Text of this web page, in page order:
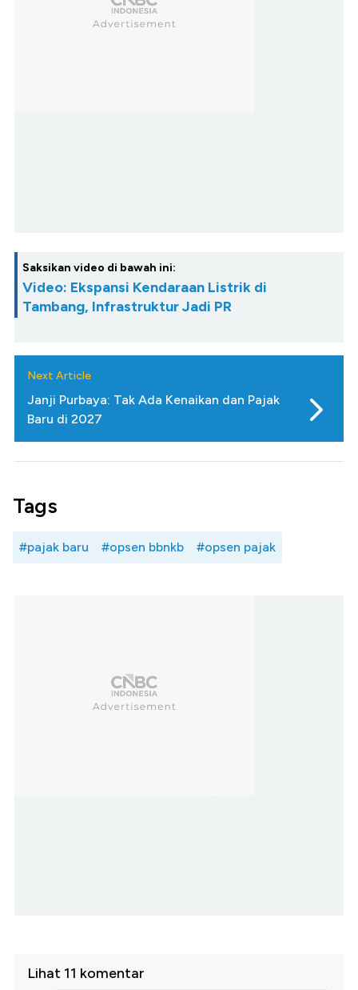
Saksikan video di bawah ini:
Video: Ekspansi Kendaraan Listrik di
Tambang, Infrastruktur Jadi PR
Next Article
Janji Purbaya: Tak Ada Kenaikan dan Pajak
Baru di 2027
Tags
#pajak baru #opsen bbnkb #opsen pajak
Lihat 11 komentar